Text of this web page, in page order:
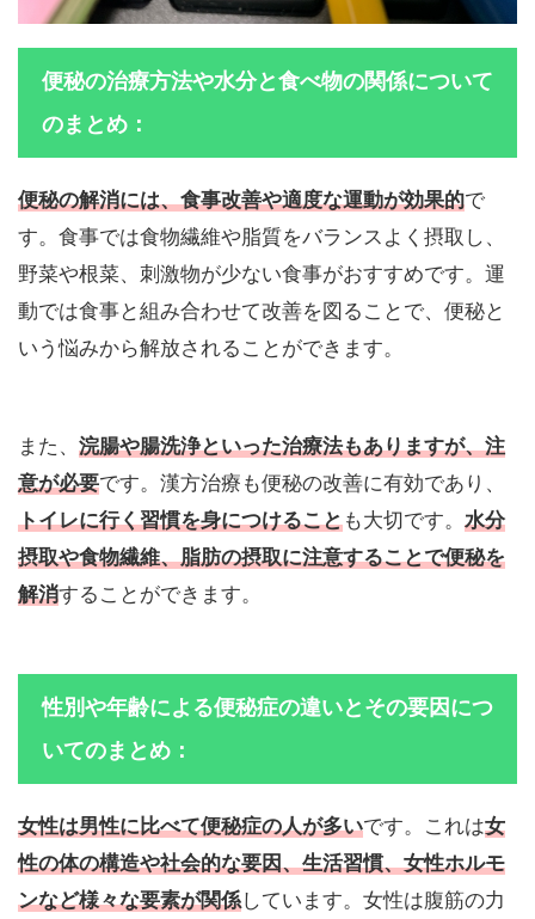
便秘の治療方法や水分と食べ物の関係について
のまとめ：
便秘の解消には、食事改善や適度な運動が効果的で
す。食事では食物繊維や脂質をバランスよく摂取し、
野菜や根菜、刺激物が少ない食事がおすすめです。運
動では食事と組み合わせて改善を図ることで、便秘と
いう悩みから解放されることができます。
また、 浣腸や腸洗浄といった治療法もありますが、注
意が必要です。漢方治療も便秘の改善に有効であり、
トイレに行く習慣を身につけることも大切です。 水分
摂取や食物繊維、脂肪の摂取に注意することで便秘を
解消することができます。
性別や年齢による便秘症の違いとその要因につ
いてのまとめ：
女性は男性に比べて便秘症の人が多いです。これは女
性の体の構造や社会的な要因、生活習慣、女性ホルモ
ンなど様々な要素が関係しています。女性は腹筋の力